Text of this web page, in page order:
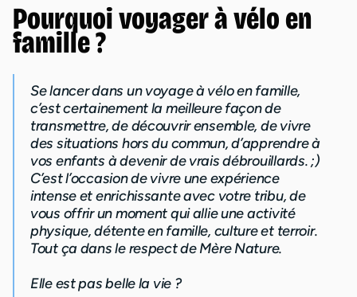
Pourquoi voyager à vélo en
famille ?
Se lancer dans un voyage à vélo en famille,
c’est certainement la meilleure façon de
transmettre, de découvrir ensemble, de vivre
des situations hors du commun, d’apprendre à
vos enfants à devenir de vrais débrouillards. ;)
C’est l’occasion de vivre une expérience
intense et enrichissante avec votre tribu, de
vous offrir un moment qui allie une activité
physique, détente en famille, culture et terroir.
Tout ça dans le respect de Mère Nature.
Elle est pas belle la vie ?